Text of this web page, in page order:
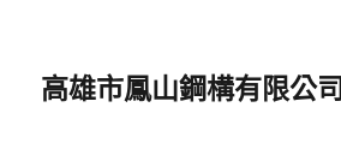
高雄市鳳山鋼構有限公司